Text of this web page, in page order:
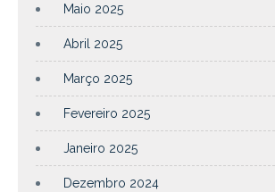
Maio 2025
Abril 2025
Março 2025
Fevereiro 2025
Janeiro 2025
Dezembro 2024